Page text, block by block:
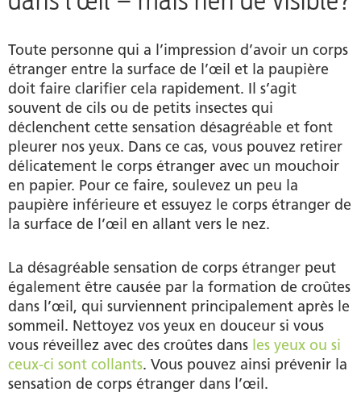
Toute personne qui a l’impression d’avoir un corps
étranger entre la surface de l’œil et la paupière
doit faire clarifier cela rapidement. Il s’agit
souvent de cils ou de petits insectes qui
déclenchent cette sensation désagréable et font
pleurer nos yeux. Dans ce cas, vous pouvez retirer
délicatement le corps étranger avec un mouchoir
en papier. Pour ce faire, soulevez un peu la
paupière inférieure et essuyez le corps étranger de
la surface de l’œil en allant vers le nez.
La désagréable sensation de corps étranger peut
également être causée par la formation de croûtes
dans l’œil, qui surviennent principalement après le
sommeil. Nettoyez vos yeux en douceur si vous
vous réveillez avec des croûtes dans les yeux ou si
ceux-ci sont collants. Vous pouvez ainsi prévenir la
sensation de corps étranger dans l’œil.